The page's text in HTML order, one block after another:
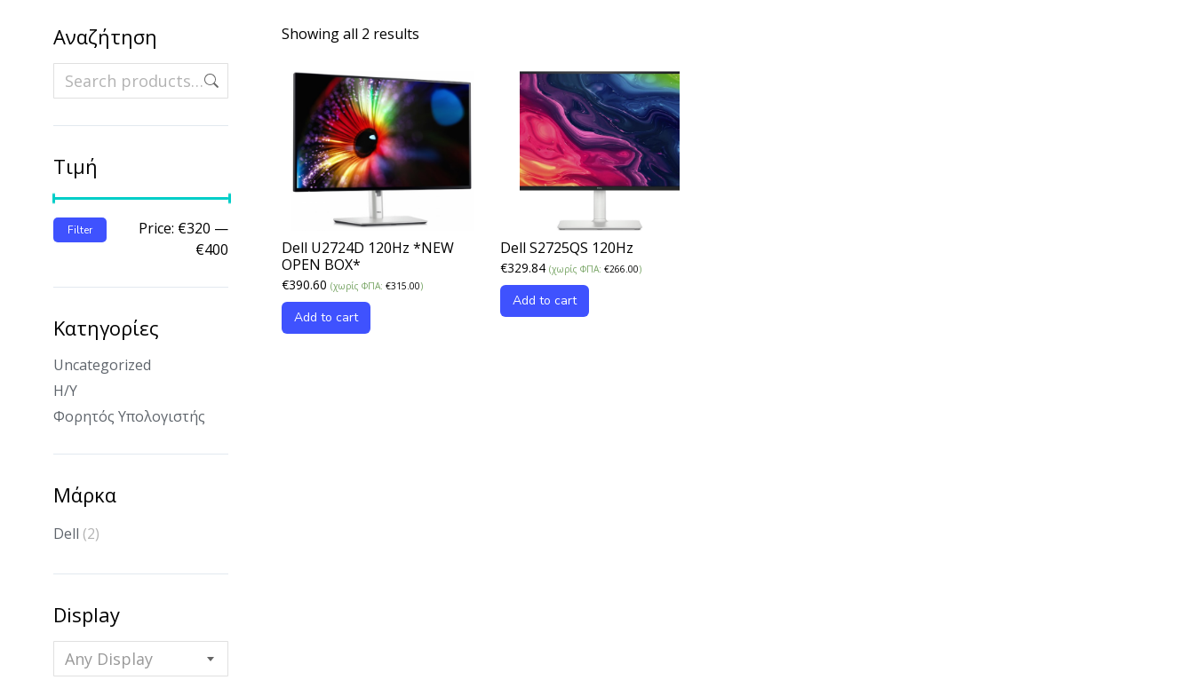
Αναζήτηση
Τιμή
Filter Price: €320 —
€400
Κατηγορίες
Uncategorized
Η/Υ
Φορητός Υπολογιστής
Μάρκα
Dell (2)
Display
Any Display
Showing all 2 results
Dell U2724D 120Hz *NEW
OPEN BOX*
€390.60 (χωρίς ΦΠΑ: €315.00)
Add to cart
Dell S2725QS 120Hz
€329.84 (χωρίς ΦΠΑ: €266.00)
Add to cart